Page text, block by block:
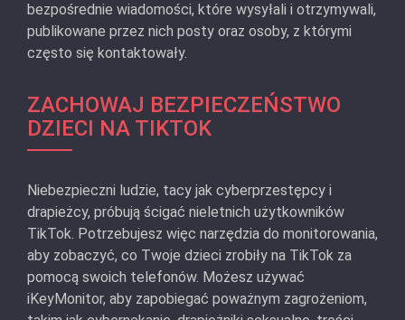
bezpośrednie wiadomości, które wysyłali i otrzymywali,
publikowane przez nich posty oraz osoby, z którymi
często się kontaktowały.
ZACHOWAJ BEZPIECZEŃSTWO
DZIECI NA TIKTOK
Niebezpieczni ludzie, tacy jak cyberprzestępcy i
drapieżcy, próbują ścigać nieletnich użytkowników
TikTok. Potrzebujesz więc narzędzia do monitorowania,
aby zobaczyć, co Twoje dzieci zrobiły na TikTok za
pomocą swoich telefonów. Możesz używać
iKeyMonitor, aby zapobiegać poważnym zagrożeniom,